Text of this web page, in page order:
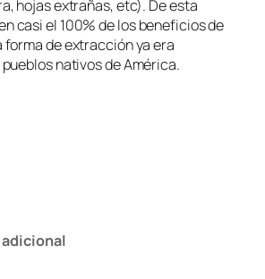
hojas extrañas, etc). De esta
casi el 100% de los beneficios de
forma de extracción ya era
nativos de América.